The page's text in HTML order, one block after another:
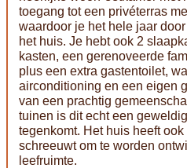
toegang tot een privéterras
waardoor je het hele jaar
het huis. Je hebt ook 2
kasten, een gerenoveerde
plus een extra gastentoilet,
airconditioning en een eigen
van een prachtig
tuinen is dit echt een
tegenkomt. Het huis heeft
schreeuwt om te worden
leefruimte.